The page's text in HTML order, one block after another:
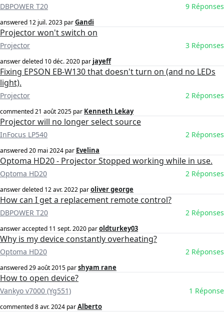
DBPOWER T20 9 Réponses
answered 12 juil. 2023 parGandi
Projector won't switch on
Projector 3 Réponses
answer deleted 10 déc. 2020 par jayeff
Fixing EPSON EB-W130 that doesn't turn on (and no LEDs
light).
Projector 2 Réponses
commented21 août 2025 par Kenneth Lekay
Projector will no longer select source
InFocus LP540 2 Réponses
answered20 mai 2024 par Evelina
Optoma HD20 - Projector Stopped working while in use.
Optoma HD20 2 Réponses
answer deleted 12 avr. 2022 paroliver george
How can I get a replacement remote control?
DBPOWER T20 2 Réponses
answer accepted 11 sept. 2020 paroldturkey03
Why is my device constantly overheating?
Optoma HD20 2 Réponses
answered29 août 2015 parshyam rane
How to open device?
Vankyo v7000 (Yg551) 1 Réponse
commented8 avr. 2024 parAlberto